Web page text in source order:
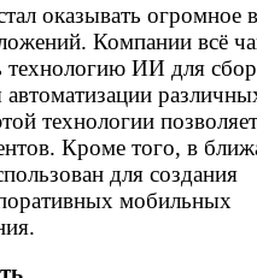
оказывать огромное
Компании всё
технологию ИИ для
технологии
Кроме того, в
для создания
мобильных